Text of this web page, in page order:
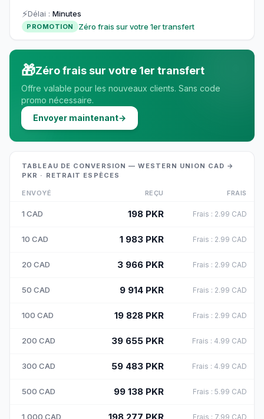
⚡Délai : Minutes
PROMOTION Zéro frais sur votre 1er transfert
🎁Zéro frais sur votre 1er transfert
Offre valable pour les nouveaux clients. Sans code
promo nécessaire.
Envoyer maintenant→
TABLEAU DE CONVERSION — WESTERN UNION CAD →
PKR · RETRAIT ESPÈCES
ENVOYÉ REÇU FRAIS
1 CAD 198 PKR Frais : 2.99 CAD
10 CAD 1 983 PKR Frais : 2.99 CAD
20 CAD 3 966 PKR Frais : 2.99 CAD
50 CAD 9 914 PKR Frais : 2.99 CAD
100 CAD 19 828 PKR Frais : 2.99 CAD
200 CAD 39 655 PKR Frais : 4.99 CAD
300 CAD 59 483 PKR Frais : 4.99 CAD
500 CAD 99 138 PKR Frais : 5.99 CAD
1,000 CAD Frais : 7.99 CAD